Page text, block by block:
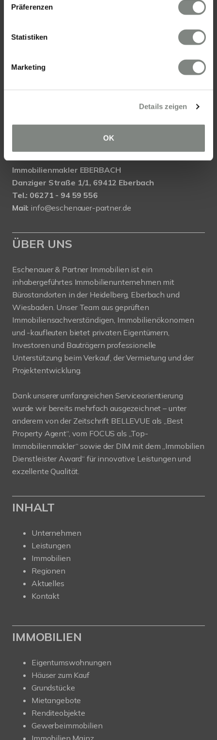
Präferenzen
Statistiken
Marketing
Details zeigen
OK
Immobilien Heidelberg
Eschenauer & Partner Immobilien
Wasserrolle 16, 65201 Wiesbaden
Immobilienmakler EBERBACH
Danziger Straße 1/1, 69412 Eberbach
Tel.: 06271 - 94 59 556
Mail: info@eschenauer-partner.de
ÜBER UNS
Eschenauer & Partner Immobilien ist ein
inhabergeführtes Immobilienunternehmen mit
Bürostandorten in der Heidelberg, Eberbach und
Wiesbaden. Unser Team aus geprüften
Immobiliensachverständigen, Immobilienökonomen
und -kaufleuten bietet privaten Eigentümern,
Investoren und Bauträgern professionelle
Unterstützung beim Verkauf, der Vermietung und der
Projektentwicklung.
Dank unserer umfangreichen Serviceorientierung
wurde wir bereits mehrfach ausgezeichnet – unter
anderem von der Zeitschrift BELLEVUE als „Best
Property Agent“, vom FOCUS als „Top-
Immobilienmakler“ sowie der DIM mit dem „Immobilien
Dienstleister Award“ für innovative Leistungen und
exzellente Qualität.
INHALT
Unternehmen
Leistungen
Immobilien
Regionen
Aktuelles
Kontakt
IMMOBILIEN
Eigentumswohnungen
Häuser zum Kauf
Grundstücke
Mietangebote
Renditeobjekte
Gewerbeimmobilien
Immobilien Mainz